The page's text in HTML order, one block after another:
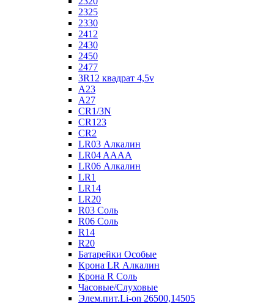
2325
2330
2412
2430
2450
2477
3R12 квадрат 4,5v
A23
A27
CR1/3N
CR123
CR2
LR03 Алкалин
LR04 AAAA
LR06 Алкалин
LR1
LR14
LR20
R03 Соль
R06 Соль
R14
R20
Батарейки Особые
Крона LR Алкалин
Крона R Соль
Часовые/Слуховые
Элем.пит.Li-on 26500,14505